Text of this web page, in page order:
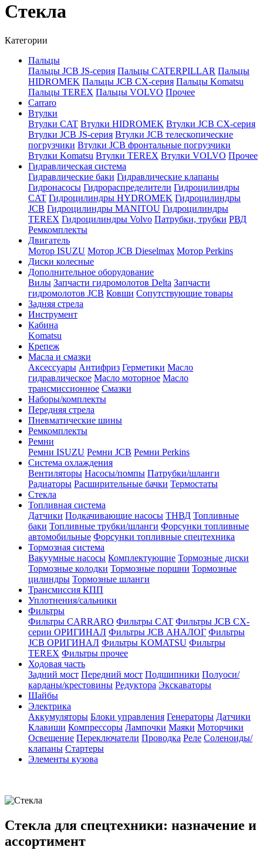
Стекла
Категории
Пальцы
Пальцы JCB JS-серия Пальцы CATERPILLAR Пальцы
HIDROMEK Пальцы JCB CX-серия Пальцы Komatsu
Пальцы TEREX Пальцы VOLVO Прочее
Carraro
Втулки
Втулки CAT Втулки HIDROMEK Втулки JCB CX-серия
Втулки JCB JS-серия Втулки JCB телескопические
погрузчики Втулки JCB фронтальные погрузчики
Втулки Komatsu Втулки TEREX Втулки VOLVO Прочее
Гидравлическая система
Гидравлические баки Гидравлические клапаны
Гидронасосы Гидрораспределители Гидроцилиндры
CAT Гидроцилиндры HYDROMEK Гидроцилиндры
JCB Гидроцилиндры MANITOU Гидроцилиндры
TEREX Гидроцилиндры Volvo Патрубки, трубки РВД
Ремкомплекты
Двигатель
Мотор ISUZU Мотор JCB Dieselmax Мотор Perkins
Диски колесные
Дополнительное оборудование
Вилы Запчасти гидромолотов Delta Запчасти
гидромолотов JCB Ковши Сопутствующие товары
Задняя стрела
Инструмент
Кабина
Komatsu
Крепеж
Масла и смазки
Аксессуары Антифриз Герметики Масло
гидравлическое Масло моторное Масло
трансмиссионное Смазки
Наборы/комплекты
Передняя стрела
Пневматические шины
Ремкомплекты
Ремни
Ремни ISUZU Ремни JCB Ремни Perkins
Система охлаждения
Вентиляторы Насосы/помпы Патрубки/шланги
Радиаторы Расширительные бачки Термостаты
Стекла
Топливная система
Датчики Подкачивающие насосы ТНВД Топливные
баки Топливные трубки/шланги Форсунки топливные
автомобильные Форсунки топливные спецтехника
Тормозная система
Вакуумные насосы Комплектующие Тормозные диски
Тормозные колодки Тормозные поршни Тормозные
цилиндры Тормозные шланги
Трансмиссия КПП
Уплотнения/сальники
Фильтры
Фильтры CARRARO Фильтры CAT Фильтры JCB CX-
серии ОРИГИНАЛ Фильтры JCB АНАЛОГ Фильтры
JCB ОРИГИНАЛ Фильтры KOMATSU Фильтры
TEREX Фильтры прочее
Ходовая часть
Задний мост Передний мост Подшипники Полуоси/
карданы/крестовины Редуктора Экскаваторы
Шайбы
Электрика
Аккумуляторы Блоки управления Генераторы Датчики
Клавиши Компрессоры Лампочки Маяки Моторчики
Освещение Переключатели Проводка Реле Соленоиды/
клапаны Стартеры
Элементы кузова
Стекла для спецтехники: назначение и
ассортимент